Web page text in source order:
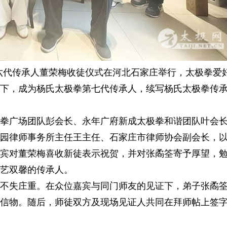
承人董荣梅收徒仪式在河北石家庄举行，太极拳爱
，成为杨氏太极拳第七代传承人，续写杨氏太极拳传
场团队彭会长、永年广府新成太极拳和谐团队叶会
律师事务所主任王主任、石家庄市律师协会副会长 ，
对董荣梅喜收新徒表示祝贺，并对张矞筌寄予厚望，
双馨的传承人。
庄重。在众位嘉宾与同门师友的见证下，弟子张矞
物。随后，师徒双方及现场见证人共同在拜师帖上签